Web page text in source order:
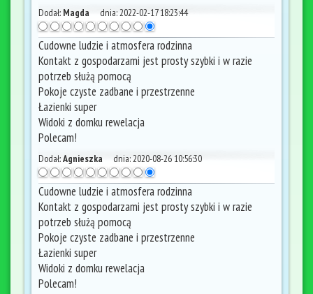
Dodał: Magda dnia:2022-02-17 18:23:44
Cudowne ludzie i atmosfera rodzinna
Kontakt z gospodarzami jest prosty szybki i w razie
potrzeb służą pomocą
Pokoje czyste zadbane i przestrzenne
Łazienki super
Widoki z domku rewelacja
Polecam!
Dodał:Agnieszka dnia:2020-08-26 10:56:30
Cudowne ludzie i atmosfera rodzinna
Kontakt z gospodarzami jest prosty szybki i w razie
potrzeb służą pomocą
Pokoje czyste zadbane i przestrzenne
Łazienki super
Widoki z domku rewelacja
Polecam!